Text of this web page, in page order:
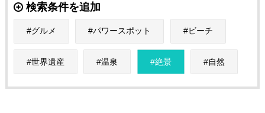
検索条件を追加
グルメ パワースポット ビーチ
世界遺産 温泉 絶景 自然